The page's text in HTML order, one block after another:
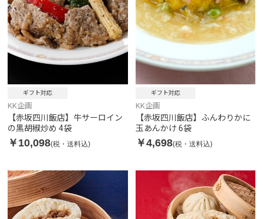
ギフト対応
KK企画
【赤坂四川飯店】牛サーロイン
の黒胡椒炒め 4袋
￥10,098(税・送料込)
ギフト対応
KK企画
【赤坂四川飯店】ふんわりかに
玉あんかけ 6袋
￥4,698(税・送料込)